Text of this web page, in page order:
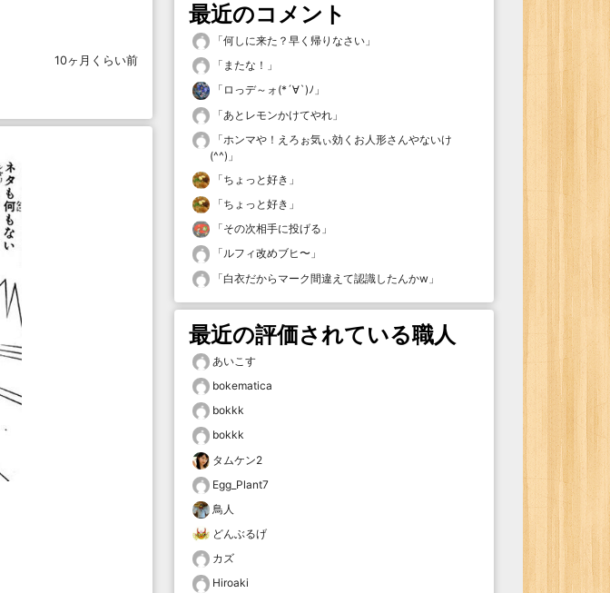
10ヶ月くらい前
最近のコメント
「何しに来た？早く帰りなさい 」
「 またな！ 」
「 ロっデ～ォ(*´∀`)ﾉ 」
「あとレモンかけてやれ 」
「ホンマや！えろぉ気ぃ効くお人形さんやないけ
(^^) 」
「ちょっと好き 」
「ちょっと好き 」
「その次相手に投げる 」
「ルフィ改めブヒ〜 」
「白衣だからマーク間違えて認識したんかw 」
最近の評価されている職人
あいこす
bokematica
bokkk
bokkk
タムケン2
Egg_Plant7
鳥人
どんぶるげ
カズ
Hiroaki